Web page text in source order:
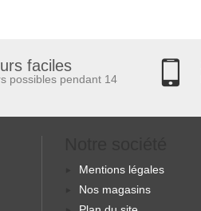
faciles
possibles pendant 14
Mentions légales
Nos magasins